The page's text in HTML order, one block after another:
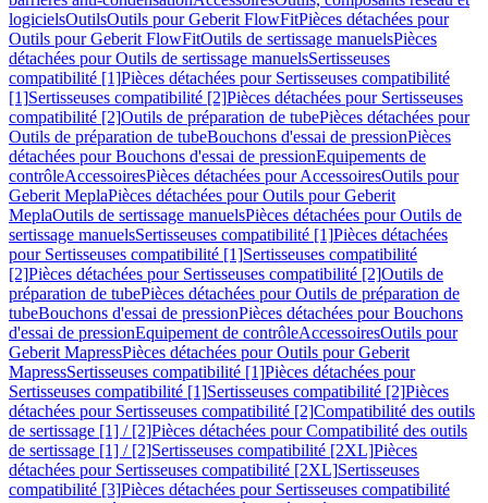
logicielsOutilsOutils pour Geberit FlowFitPièces détachées pour
Outils pour Geberit FlowFitOutils de sertissage manuelsPièces
détachées pour Outils de sertissage manuelsSertisseuses
compatibilité [1]Pièces détachées pour Sertisseuses compatibilité
[1]Sertisseuses compatibilité [2]Pièces détachées pour Sertisseuses
compatibilité [2]Outils de préparation de tubePièces détachées pour
Outils de préparation de tubeBouchons d'essai de pressionPièces
détachées pour Bouchons d'essai de pressionEquipements de
contrôleAccessoiresPièces détachées pour AccessoiresOutils pour
Geberit MeplaPièces détachées pour Outils pour Geberit
MeplaOutils de sertissage manuelsPièces détachées pour Outils de
sertissage manuelsSertisseuses compatibilité [1]Pièces détachées
pour Sertisseuses compatibilité [1]Sertisseuses compatibilité
[2]Pièces détachées pour Sertisseuses compatibilité [2]Outils de
préparation de tubePièces détachées pour Outils de préparation de
tubeBouchons d'essai de pressionPièces détachées pour Bouchons
d'essai de pressionEquipement de contrôleAccessoiresOutils pour
Geberit MapressPièces détachées pour Outils pour Geberit
MapressSertisseuses compatibilité [1]Pièces détachées pour
Sertisseuses compatibilité [1]Sertisseuses compatibilité [2]Pièces
détachées pour Sertisseuses compatibilité [2]Compatibilité des outils
de sertissage [1] / [2]Pièces détachées pour Compatibilité des outils
de sertissage [1] / [2]Sertisseuses compatibilité [2XL]Pièces
détachées pour Sertisseuses compatibilité [2XL]Sertisseuses
compatibilité [3]Pièces détachées pour Sertisseuses compatibilité